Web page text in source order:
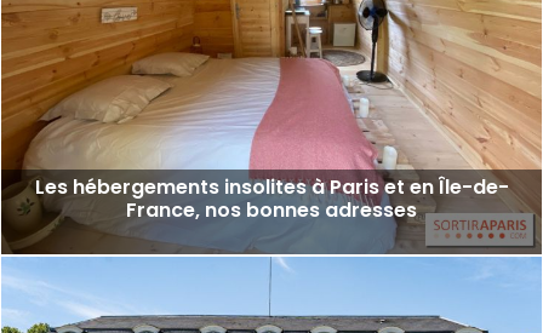
Les hébergements insolites à Paris et en Île-de-
France, nos bonnes adresses